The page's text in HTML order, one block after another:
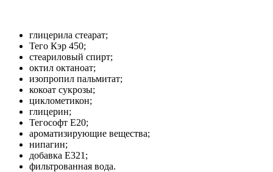
глицерила стеарат;
Тего Кэр 450;
стеариловый спирт;
октил октаноат;
изопропил пальмитат;
кокоат сукрозы;
циклометикон;
глицерин;
Тегософт E20;
ароматизирующие вещества;
нипагин;
добавка E321;
фильтрованная вода.